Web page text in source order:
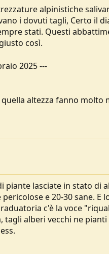
alpinistiche
i dovuti tagli, Certo il
stati. Questi
così.
2025---
altezza fanno molto
piante lasciate in stato di
e 20-30 sane. E
c'è la voce
alberi vecchi ne